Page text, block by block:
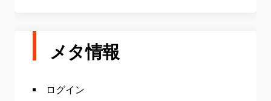
メタ情報
ログイン